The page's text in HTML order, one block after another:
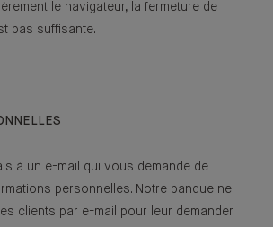
le navigateur, la fermeture de
pas suffisante.
à un e-mail qui vous demande de
personnelles. Notre banque ne
clients par e-mail pour leur demander